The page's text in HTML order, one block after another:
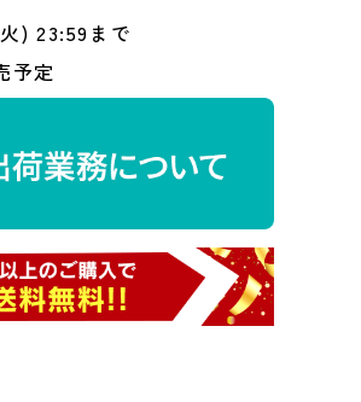
) 23:59まで
予定